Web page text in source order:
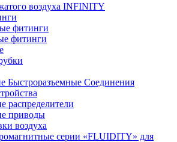
воздуха INFINITY
фитинги
фитинги
Быстроразъемные Соединения
распределители
приводы
воздуха
серии «FLUIDITY» для